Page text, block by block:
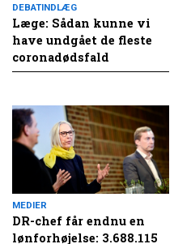
DEBATINDLÆG
Læge: Sådan kunne vi
have undgået de fleste
coronadødsfald
MEDIER
DR-chef får endnu en
lønforhøjelse: 3.688.115